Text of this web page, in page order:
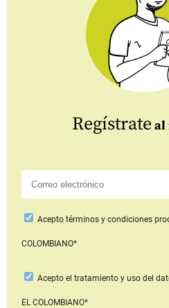
Regístrate al
Aceptotérminos y condiciones
COLOMBIANO*
Acepto el tratamiento y uso del
EL COLOMBIANO*